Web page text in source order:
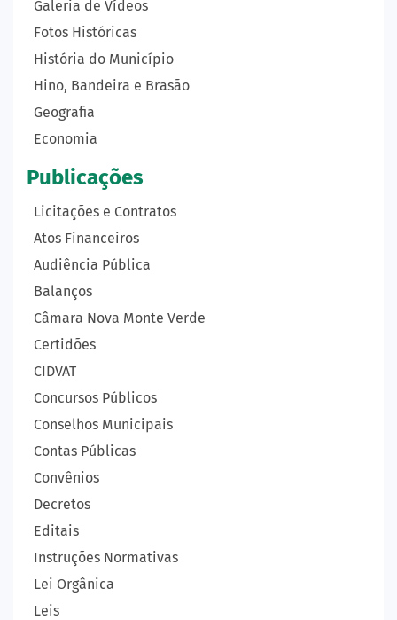
Galeria de Vídeos
Fotos Históricas
História do Município
Hino, Bandeira e Brasão
Geografia
Economia
Publicações
Licitações e Contratos
Atos Financeiros
Audiência Pública
Balanços
Câmara Nova Monte Verde
Certidões
CIDVAT
Concursos Públicos
Conselhos Municipais
Contas Públicas
Convênios
Decretos
Editais
Instruções Normativas
Lei Orgânica
Leis